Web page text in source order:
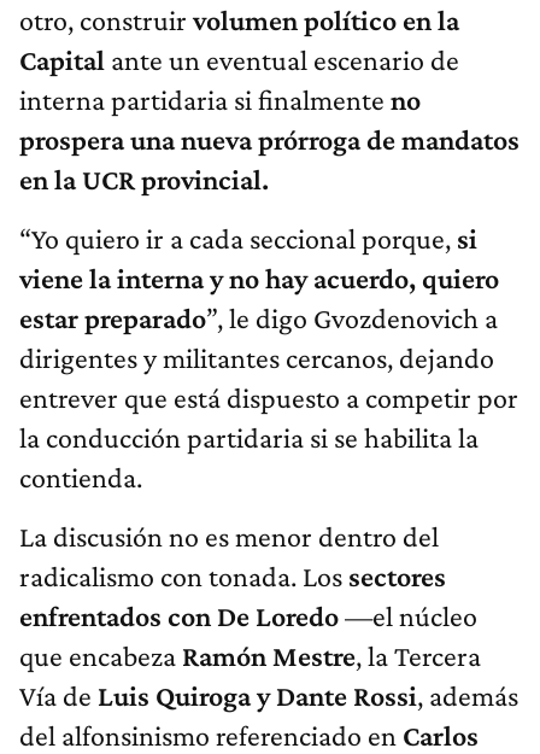
otro, construirvolumen político en la
Capital ante un eventual escenario de
interna partidaria si finalmente no
prosperauna nueva prórroga de mandatos
en la UCR provincial.
“Yo quiero ir a cada seccional porque, si
viene la interna y no hay acuerdo, quiero
estar preparado”, le digo Gvozdenovich a
dirigentes y militantes cercanos, dejando
entrever que está dispuesto a competir por
la conducción partidaria si se habilita la
contienda.
La discusión no es menor dentro del
radicalismo con tonada. Los sectores
enfrentados con De Loredo—el núcleo
que encabeza Ramón Mestre, la Tercera
Vía de Luis Quiroga y Dante Rossi, además
del alfonsinismo referenciado en Carlos